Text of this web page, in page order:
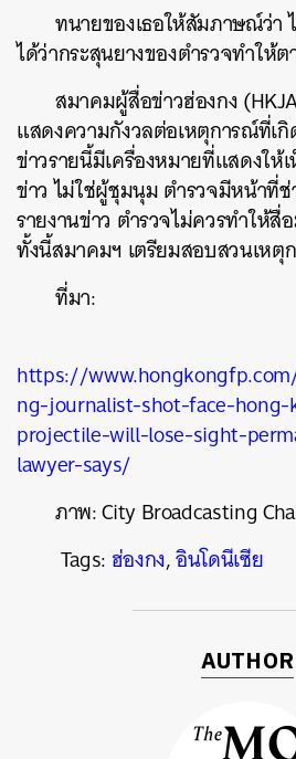
ทนายของเธอให้สัมภาษณ์ว่า
ได้ว่ากระสุนยางของตำรวจทำให้
สมาคมผู้สื่อข่าวฮ่องกง
แสดงความกังวลต่อเหตุการณ์ที่เ
ข่าวรายนี้มีเครื่องหมายที่แสดงให้
ข่าว ไม่ใช่ผู้ชุมนุม ตำรวจมีหน้าที่
รายงานข่าว ตำรวจไม่ควรทำให้สื่
ทั้งนี้สมาคมฯ เตรียมสอบสวนเหตุ
ที่มา:
https://
ng-journalist-shot-face-
projectile-will-lose-sight-
lawyer-says/
ภาพ: City Broadcasting
Tags: ฮ่องกง,อินโดนีเซีย
AUTHOR
ค้นหา
SHARE TWEET